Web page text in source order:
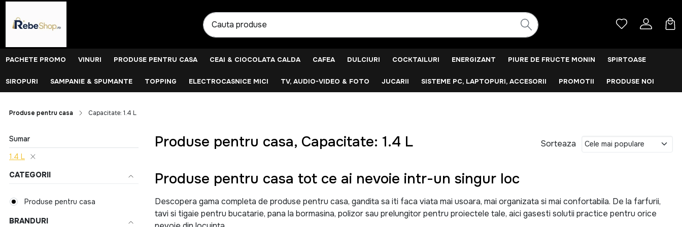
PACHETE PROMO VINURI PRODUSE PENTRU CASA CEAI & CIOCOLATA CALDA CAFEA DULCIURI COCKTAILURI ENERGIZANT PIURE DE FRUCTE MONIN SPIRTOASE
SIROPURI SAMPANIE & SPUMANTE TOPPING ELECTROCASNICE MICI TV, AUDIO-VIDEO & FOTO JUCARII SISTEME PC, LAPTOPURI, ACCESORII PROMOTII PRODUSE NOI
Produse pentru casa Capacitate: 1.4 L
Sumar
1.4 L
CATEGORII
Produse pentru casa
BRANDURI
Produse pentru casa, Capacitate: 1.4 L Sorteaza
Produse pentru casa tot ce ai nevoie intr-un singur loc
Descopera gama completa de produse pentru casa, gandita sa iti faca viata mai usoara, mai organizata si mai confortabila. De la farfurii,
tavi si tigaie pentru bucatarie, pana la bormasina, polizor sau prelungitor pentru proiectele tale, aici gasesti solutii practice pentru orice